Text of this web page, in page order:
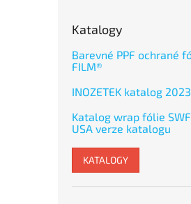
Katalogy
Barevné PPF ochrané
FILM®
INOZETEK katalog
Katalog wrap fólie SWF
USA verze katalogu
KATALOGY